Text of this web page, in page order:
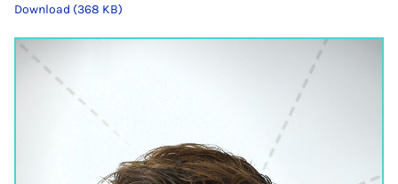
Download (368 KB)